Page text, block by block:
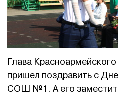
Глава
пришел поздравить с
СОШ №1. А его